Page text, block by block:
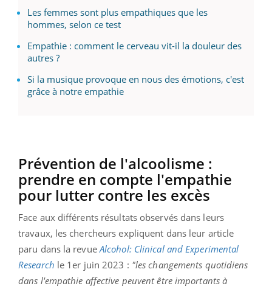
Les femmes sont plus empathiques que les
hommes, selon ce test
Empathie : comment le cerveau vit-il la douleur des
autres ?
Si la musique provoque en nous des émotions, c'est
grâce à notre empathie
Prévention de l'alcoolisme :
prendre en compte l'empathie
pour lutter contre les excès
Face aux différents résultats observés dans leurs
travaux, les chercheurs expliquent dans leur article
paru dans la revueAlcohol: ClinicalandExperimental
Research le 1er juin 2023 : "les changements quotidiens
dans l'empathie affective peuvent être importants à